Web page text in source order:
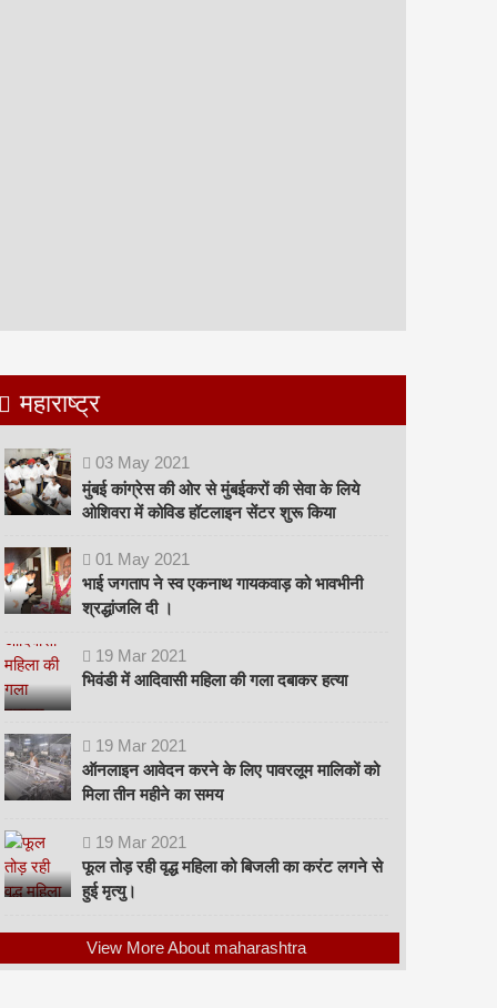
महाराष्ट्र
03 May 2021
मुंबई कांग्रेस की ओर से मुंबईकरों की सेवा के लिये
ओशिवरा में कोविड हॉटलाइन सेंटर शुरू किया
01 May 2021
भाई जगताप ने स्व एकनाथ गायकवाड़ को भावभीनी
श्रद्धांजलि दी ।
19 Mar 2021
भिवंडी में आदिवासी महिला की गला दबाकर हत्या
19 Mar 2021
ऑनलाइन आवेदन करने के लिए पावरलूम मालिकों को
मिला तीन महीने का समय
19 Mar 2021
फूल तोड़ रही वृद्ध महिला को बिजली का करंट लगने से
हुई मृत्यु।
View More About maharashtra